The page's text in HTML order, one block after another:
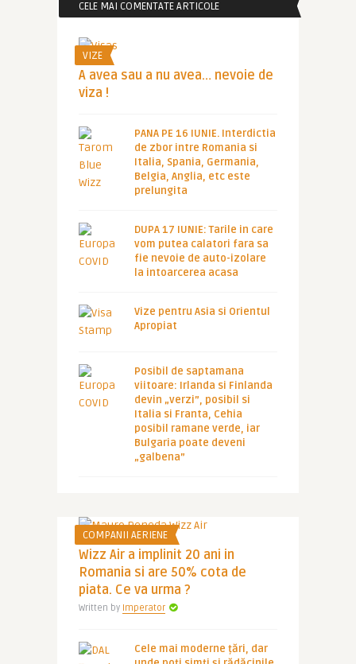
CELE MAI COMENTATE ARTICOLE
VIZE
A avea sau a nu avea… nevoie de
viza !
PANA PE 16 IUNIE. Interdictia
de zbor intre Romania si
Italia, Spania, Germania,
Belgia, Anglia, etc este
prelungita
DUPA 17 IUNIE: Tarile in care
vom putea calatori fara sa
fie nevoie de auto-izolare
la intoarcerea acasa
Vize pentru Asia si Orientul
Apropiat
Posibil de saptamana
viitoare: Irlanda si Finlanda
devin „verzi”, posibil si
Italia si Franta, Cehia
posibil ramane verde, iar
Bulgaria poate deveni
„galbena”
COMPANII AERIENE
Wizz Air a implinit 20 ani in
Romania si are 50% cota de
piata. Ce va urma ?
Written by Imperator
Cele mai moderne țări, dar